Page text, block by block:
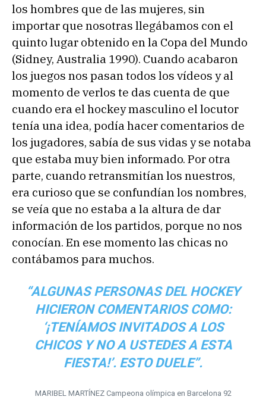
los hombres que de las mujeres, sin
importar que nosotras llegábamos con el
quinto lugar obtenido en la Copa del Mundo
(Sidney, Australia 1990). Cuando acabaron
los juegos nos pasan todos los vídeos y al
momento de verlos te das cuenta de que
cuando era el hockey masculino el locutor
tenía una idea, podía hacer comentarios de
los jugadores, sabía de sus vidas y se notaba
que estaba muy bien informado. Por otra
parte, cuando retransmitían los nuestros,
era curioso que se confundían los nombres,
se veía que no estaba a la altura de dar
información de los partidos, porque no nos
conocían. En ese momento las chicas no
contábamos para muchos.
“ALGUNAS PERSONAS DEL HOCKEY
HICIERON COMENTARIOS COMO:
‘¡TENÍAMOS INVITADOS A LOS
CHICOS Y NO A USTEDES A ESTA
FIESTA!’. ESTO DUELE”.
MARIBEL MARTÍNEZ Campeona olímpica en Barcelona 92